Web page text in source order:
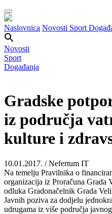
Naslovnica Novosti Sport
Novosti
Sport
Događanja
Gradske
iz područja
kulture i
10.01.2017. / Nefertum IT
Na temelju Pravilnika o
organizacija iz Proračuna Grada
odluka Gradonačelnik Grada
Javnih poziva za dodjelu
udrugama iz više područja